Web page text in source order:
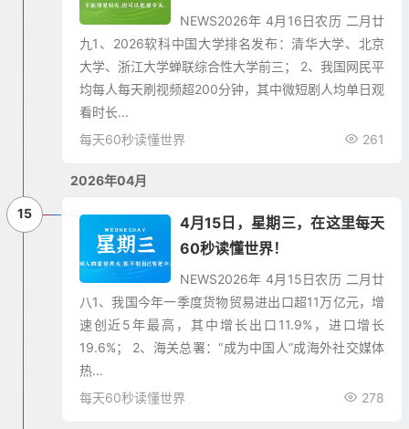
NEWS​2026年 4月16日农历 二月廿
九1、2026软科中国大学排名发布：清华大学、北京
大学、浙江大学蝉联综合性大学前三； 2、我国网民平
均每人每天刷视频超200分钟，其中微短剧人均单日观
看时长...
每天60秒读懂世界 261
15
4月15日，星期三，在这里每天
60秒读懂世界！
NEWS​2026年 4月15日农历 二月廿
八1、我国今年一季度货物贸易进出口超11万亿元，增
速创近5年最高，其中增长出口11.9%，进口增长
19.6%； 2、海关总署：“成为中国人”成海外社交媒体
热...
2026年04月
每天60秒读懂世界 278